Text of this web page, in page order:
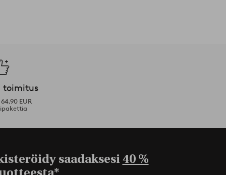
toimitus
EUR
saadaksesi40 %